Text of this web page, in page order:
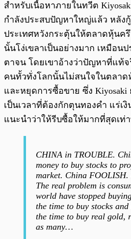
สำหรับเนื้อหาภายในทวีต
กำลังประสบปัญหาใหญ่แล้ว หลัง
ประเทศหวังกระตุ้นให้ตลาดหุ้นค
นั้นโง่เขลาเป็นอย่างมาก เหมือนป
ตาจน โดยเขาอ้างว่าปัญหาที่แท้
คนทั้วทั่งโลกนั้นไม่สนใจในตลา
และหยุดการซื้อขาย ซึ่ง Kiyosaki
เป็นเวลาที่ต้องกักตุนทองคำ แร่เงิ
แนะนำว่าให้รีบซื้อให้มากที่สุดเท่
CHINA in TROUBLE.
money to buy stocks to
market. China FOOLISH.
The real problem is
world have stopped
the time to buy stocks
the time to buy real gold,
as many…